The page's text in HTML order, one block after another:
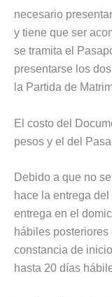
necesario
y tiene que ser
se tramita el
presentarse los
la Partida de
El costo del
pesos y el del
Debido a que no
hace la entrega
entrega en el
hábiles
constancia de
hasta 20 días